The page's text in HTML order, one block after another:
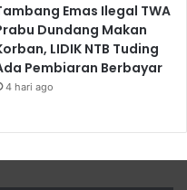
Emas Ilegal TWA
Dundang Makan
LIDIK NTB Tuding
Pembiaran Berbayar
4 hari ago